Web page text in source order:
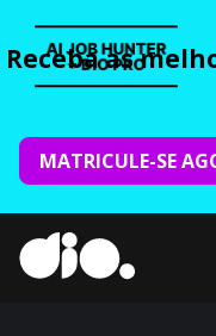
Receba as
MATRICULE-SE